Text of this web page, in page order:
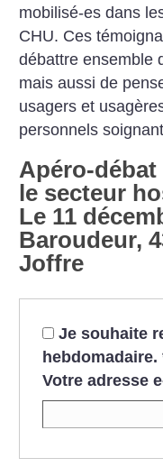
mobilisé-es dans
CHU. Ces
débattre ensemble
mais aussi de
usagers et
personnels
Apéro-
le secteur
Le 11
Baroudeur,
Joffre
Je souhaite
hebdomadaire.
Votre adresse